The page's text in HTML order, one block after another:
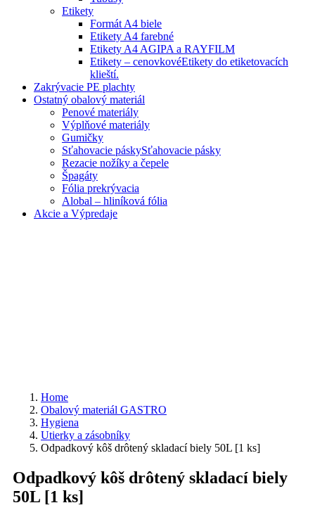
Etikety
Formát A4 biele
Etikety A4 farebné
Etikety A4 AGIPA a RAYFILM
Etikety – cenovkovéEtikety do etiketovacích
klieští.
Zakrývacie PE plachty
Ostatný obalový materiál
Penové materiály
Výplňové materiály
Gumičky
Sťahovacie páskySťahovacie pásky
Rezacie nožíky a čepele
Špagáty
Fólia prekrývacia
Alobal – hliníková fólia
Akcie a Výpredaje
Home
Obalový materiál GASTRO
Hygiena
Utierky a zásobníky
Odpadkový kôš drôtený skladací biely 50L [1 ks]
Odpadkový kôš drôtený skladací biely
50L [1 ks]